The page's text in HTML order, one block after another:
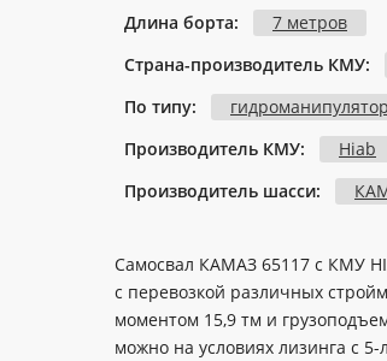
Длина борта:
7 метров
Страна-производитель КМУ:
По типу:
гидроманипулятор
Производитель КМУ:
Hiab
Производитель шасси:
Самосвал КАМАЗ 65117 с КМУ
с перевозкой различных
моментом 15,9 тм и
можно на условиях лизинга с